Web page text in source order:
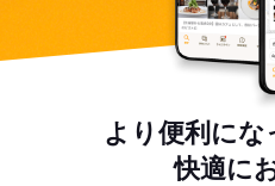
より便利に
快適に